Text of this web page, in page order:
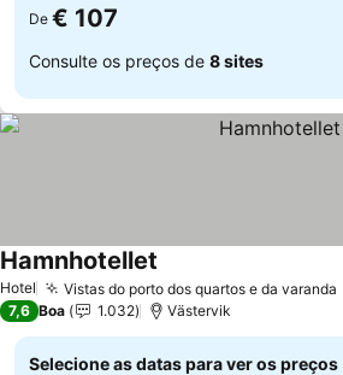
De € 107
Consulte os preços de 8 sites
Hotel Vistas do porto dos quartos e da varanda
Hamnhotellet
7,6 Boa 1.032 Västervik
Selecione as datas para ver os preços